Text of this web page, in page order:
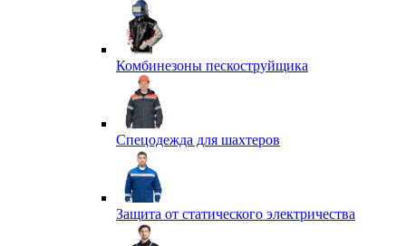
Комбинезоны пескоструйщика
Спецодежда для шахтеров
Защита от статического электричества